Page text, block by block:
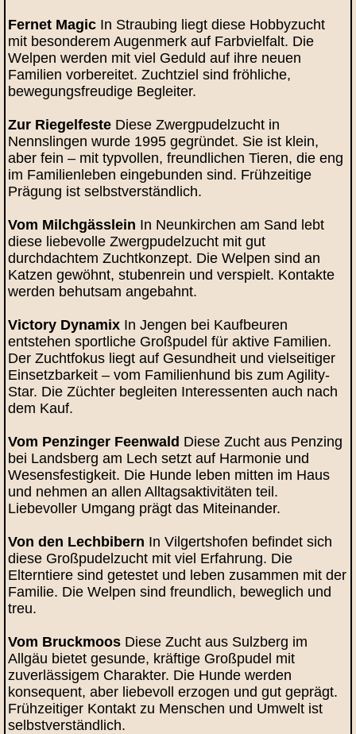
Fernet Magic In Straubing liegt diese Hobbyzucht
mit besonderem Augenmerk auf Farbvielfalt. Die
Welpen werden mit viel Geduld auf ihre neuen
Familien vorbereitet. Zuchtziel sind fröhliche,
bewegungsfreudige Begleiter.
Zur Riegelfeste Diese Zwergpudelzucht in
Nennslingen wurde 1995 gegründet. Sie ist klein,
aber fein – mit typvollen, freundlichen Tieren, die eng
im Familienleben eingebunden sind. Frühzeitige
Prägung ist selbstverständlich.
Vom Milchgässlein In Neunkirchen am Sand lebt
diese liebevolle Zwergpudelzucht mit gut
durchdachtem Zuchtkonzept. Die Welpen sind an
Katzen gewöhnt, stubenrein und verspielt. Kontakte
werden behutsam angebahnt.
Victory Dynamix In Jengen bei Kaufbeuren
entstehen sportliche Großpudel für aktive Familien.
Der Zuchtfokus liegt auf Gesundheit und vielseitiger
Einsetzbarkeit – vom Familienhund bis zum Agility-
Star. Die Züchter begleiten Interessenten auch nach
dem Kauf.
Vom Penzinger Feenwald Diese Zucht aus Penzing
bei Landsberg am Lech setzt auf Harmonie und
Wesensfestigkeit. Die Hunde leben mitten im Haus
und nehmen an allen Alltagsaktivitäten teil.
Liebevoller Umgang prägt das Miteinander.
Von den Lechbibern In Vilgertshofen befindet sich
diese Großpudelzucht mit viel Erfahrung. Die
Elterntiere sind getestet und leben zusammen mit der
Familie. Die Welpen sind freundlich, beweglich und
treu.
Vom Bruckmoos Diese Zucht aus Sulzberg im
Allgäu bietet gesunde, kräftige Großpudel mit
zuverlässigem Charakter. Die Hunde werden
konsequent, aber liebevoll erzogen und gut geprägt.
Frühzeitiger Kontakt zu Menschen und Umwelt ist
selbstverständlich.